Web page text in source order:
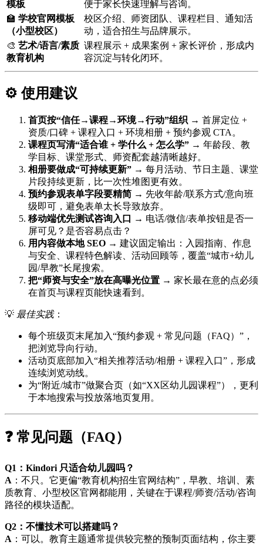
模板
便于家长快速理解与咨询。
🏫 学校官网模板
（小型校区）
校区介绍、师资团队、课程栏目、通知活
动，适合招生与品牌展示。
🎨 艺术/语言/素质
教育机构
课程展示 + 成果案例 + 家长评价，形成内
容沉淀与转化闭环。
⚙️ 使用建议
首页按“信任→课程→环境→行动”组织 → 首屏定位 +
资质/口碑 + 课程入口 + 环境相册 + 预约参观 CTA。
课程页写清“适合谁 + 学什么 + 怎么学” → 年龄段、教
学目标、课堂形式、师资配套越清晰越好。
相册要做成“可持续更新” → 每月活动、节日主题、课堂
片段持续更新，比一次性堆图更有效。
预约参观表单字段要精简 → 先收年龄/联系方式/意向班
级即可，避免表单太长导致放弃。
移动端优先测试咨询入口
→ 电话/微信/表单按钮是否一
屏可见？是否容易点击？
用内容做本地 SEO → 建议固定输出：入园指南、作息
与安全、课程特色解读、活动回顾等，覆盖“城市+幼儿
园/早教”长尾搜索。
把“师资与安全”放在高曝光位置 → 家长最在意的点必须
在首页与课程页能快速看到。
💡 最佳实践：
每个班级页末尾加入“预约参观 + 常见问题（FAQ）”，
把浏览导向行动。
活动页底部加入“相关推荐活动/相册 + 课程入口”，形成
连续浏览动线。
为“附近/城市”做聚合页（如“XX区幼儿园课程”），更利
于本地搜索与投放落地页复用。
❓ 常见问题（FAQ）
Q1：Kindori 只适合幼儿园吗？
A ：不只。它更偏“教育机构招生官网结构”，早教、培训、素
质教育、小型校区官网都能用，关键在于课程/师资/活动/咨询
路径的模块适配。
Q2：不懂技术可以搭建吗？
A ：可以。教育主题通常提供较完整的预制页面结构，你主要